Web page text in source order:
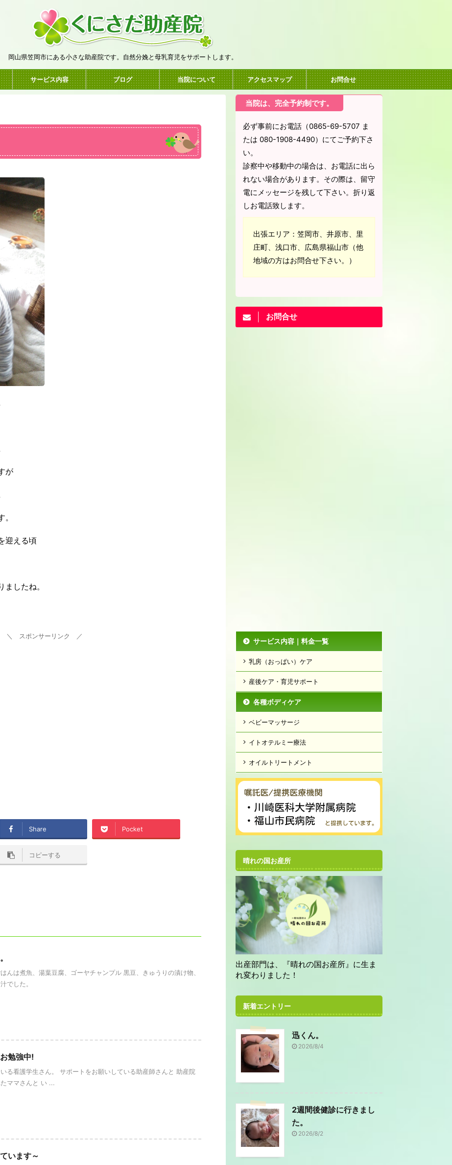
岡山県笠岡市にある小さな助産院です。自然分娩と母乳育児をサポートします。
サービス内容 ブログ 当院について アクセスマップ お問合せ
が
迎える頃
したね。
＼ スポンサーリンク ／
Share Pocket
コピーする
んは煮魚、湯葉豆腐、ゴーヤチャンプル 黒豆、きゅうりの漬け物、
でした。
勉強中!
る看護学生さん。 サポートをお願いしている助産師さんと 助産院
ママさんと い ...
います～
当院は、完全予約制です。
必ず事前にお電話（0865-69-5707 ま
たは 080-1908-4490）にてご予約下さ
い。
診察中や移動中の場合は、お電話に出ら
れない場合があります。その際は、留守
電にメッセージを残して下さい。折り返
しお電話致します。
出張エリア：笠岡市、井原市、里
庄町、浅口市、広島県福山市（他
地域の方はお問合せ下さい。）
お問合せ
サービス内容｜料金一覧
乳房（おっぱい）ケア
産後ケア・育児サポート
各種ボディケア
ベビーマッサージ
イトオテルミー療法
オイルトリートメント
晴れの国お産所
出産部門は、『晴れの国お産所』に生ま
れ変わりました！
新着エントリー
迅くん。
2026/8/4
2週間後健診に行きまし
た。
2026/8/2